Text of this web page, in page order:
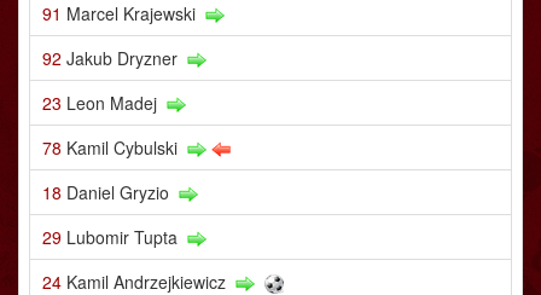
91 Marcel Krajewski
92 Jakub Dryzner
23 Leon Madej
78 Kamil Cybulski
18 Daniel Gryzio
29 Lubomir Tupta
24 Kamil Andrzejkiewicz